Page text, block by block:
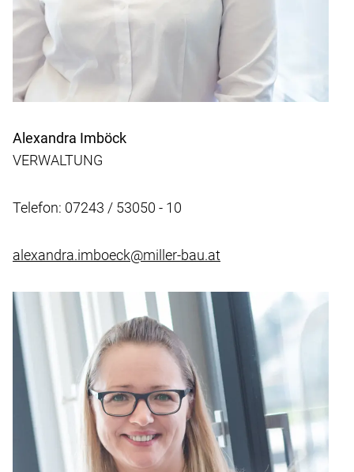
Alexandra Imböck
VERWALTUNG
Telefon: 07243 / 53050 - 10
alexandra.imboeck@miller-bau.at